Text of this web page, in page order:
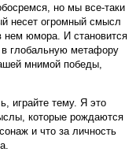
но мы все-таки
несет огромный смысл
нем юмора. И становится
глобальную метафору
мнимой победы,
играйте тему. Я это
которые рождаются
и что за личность